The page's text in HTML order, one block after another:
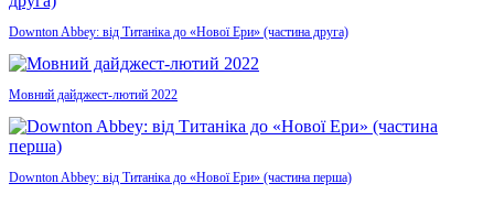
Downton Abbey: від Титаніка до «Нової Ери» (частина друга)
Мовний дайджест-лютий 2022
Downton Abbey: від Титаніка до «Нової Ери» (частина перша)